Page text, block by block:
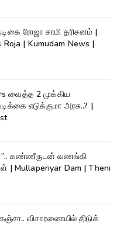
ரோஜா சாமி தரிசனம் |
| Kumudam News |
வைத்த 2 முக்கிய
எடுக்குமா அரசு..? |
கண்ணீருடன் வணங்கி
| Mullaperiyar Dam | Theni
விசாரணையில் திடுக்